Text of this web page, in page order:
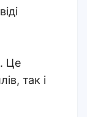
Це
так і